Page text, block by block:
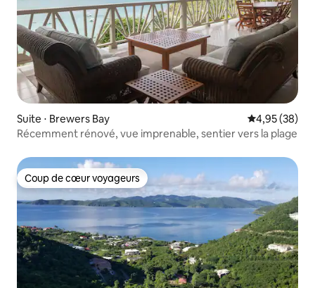
Suite ⋅ Brewers Bay Évaluation
4,95 (38)
Récemment rénové, vue imprenable, sentier vers la plage
Coup de cœur voyageurs
Coup de cœur voyageurs